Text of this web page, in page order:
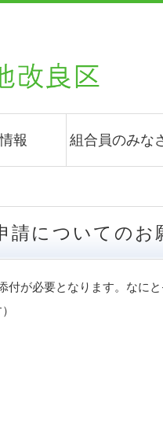
報 組合員のみな
請についてのお
が必要となります。なに